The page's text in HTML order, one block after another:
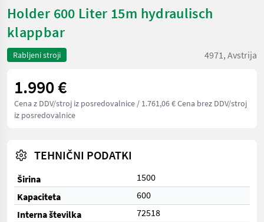
Holder 600 Liter 15m hydraulisch
klappbar
Rabljeni stroji 4971, Avstrija
1.990 €
Cena z DDV/stroj iz posredovalnice / 1.761,06 € Cena brez DDV/stroj
iz posredovalnice
TEHNIČNI PODATKI
Širina
1500
Kapaciteta
600
Interna številka
72518